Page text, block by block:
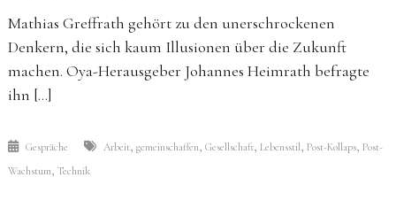
Mathias Greffrath gehört zu den unerschrockenen
Denkern, die sich kaum Illusionen über die Zukunft
machen. Oya-Herausgeber Johannes Heimrath befragte
ihn […]
Gespräche Arbeit, gemeinschaffen, Gesellschaft, Lebensstil , Post-Kollaps, Post-
Wachstum, Technik